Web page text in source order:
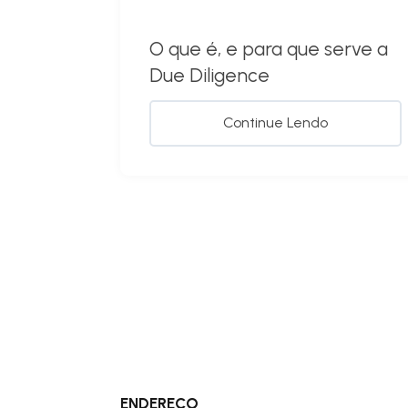
O que é, e para que serve a
Due Diligence
Continue Lendo
ENDEREÇO